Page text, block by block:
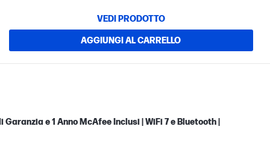
VEDI PRODOTTO
AGGIUNGI AL CARRELLO
e 1 Anno McAfee Inclusi | WiFi 7 e Bluetooth |